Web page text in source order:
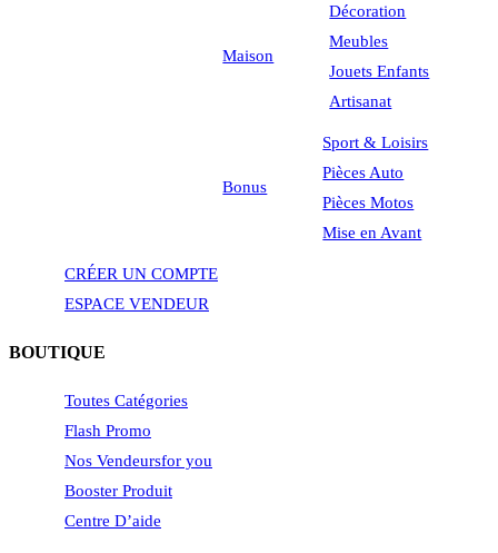
Maison
Décoration
Meubles
Jouets Enfants
Artisanat
Bonus
Sport & Loisirs
Pièces Auto
Pièces Motos
Mise en Avant
CRÉER UN COMPTE
ESPACE VENDEUR
BOUTIQUE
Toutes Catégories
Flash Promo
Nos Vendeursfor you
Booster Produit
Centre D’aide